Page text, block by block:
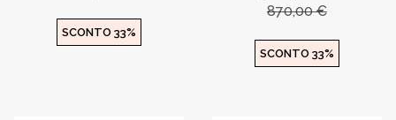
SCONTO 33%
870,00 €
SCONTO 33%